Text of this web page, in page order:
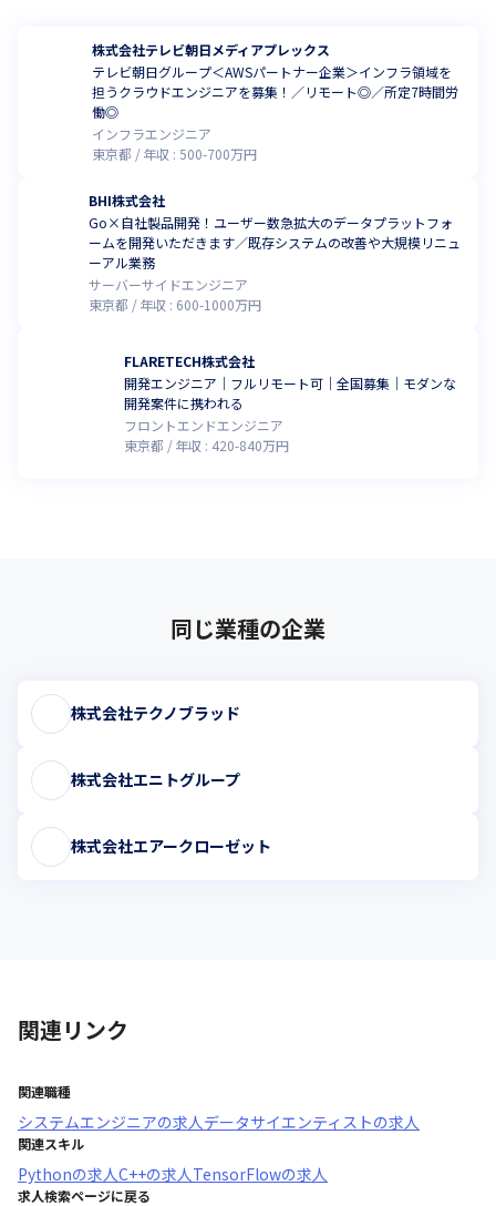
株式会社テレビ朝日メディアプレックス
テレビ朝日グループ＜AWSパートナー企業＞インフラ領域を
担うクラウドエンジニアを募集！／リモート◎／所定7時間労
働◎
インフラエンジニア
東京都
年収 :500-700万円
BHI株式会社
Go×自社製品開発！ユーザー数急拡大のデータプラットフォ
ームを開発いただきます／既存システムの改善や大規模リニュ
ーアル業務
サーバーサイドエンジニア
東京都
年収 : 600-1000万円
FLARETECH株式会社
開発エンジニア｜フルリモート可｜全国募集｜モダンな
開発案件に携われる
フロントエンドエンジニア
東京都
年収 : 420-840万円
同じ業種の企業
株式会社テクノブラッド
株式会社エニトグループ
株式会社エアークローゼット
関連リンク
関連職種
システムエンジニアの求人 データサイエンティストの求人
関連スキル
Pythonの求人C++の求人 TensorFlowの求人
求人検索ページに戻る